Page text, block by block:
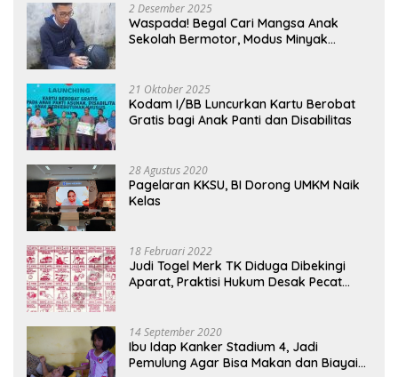
2 Desember 2025
Waspada! Begal Cari Mangsa Anak
Sekolah Bermotor, Modus Minyak
21 Oktober 2025
Kodam I/BB Luncurkan Kartu Berobat
Gratis bagi Anak Panti dan Disabilitas
28 Agustus 2020
Pagelaran KKSU, BI Dorong UMKM Naik
Kelas
18 Februari 2022
Judi Togel Merk TK Diduga Dibekingi
Aparat, Praktisi Hukum Desak Pecat
14 September 2020
Ibu Idap Kanker Stadium 4, Jadi
Pemulung Agar Bisa Makan dan Biayai